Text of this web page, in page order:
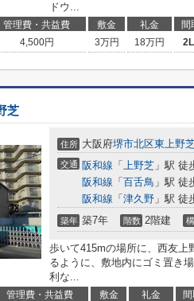
ドウ...
管理費・共益費 敷金 礼金 間
4,500円 3万円 18万円
芝
住所 大阪府堺市北区東上野
交通 阪和線 「 上野芝 」駅 徒
阪和線 「 百舌鳥 」駅 徒
阪和線 「 津久野 」駅 徒
築年 築7年 階数 2階建
歩いて415mの場所に、西友上
るように、敷地内にゴミ置き
利な...
管理費・共益費 敷金 礼金 間